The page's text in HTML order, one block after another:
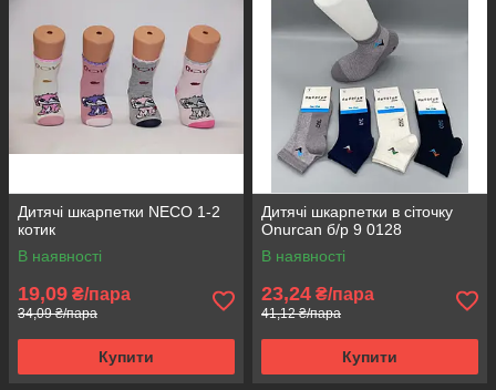
Дитячі шкарпетки NECO 1-2
котик
В наявності
19,09 ₴/пара
34,09 ₴/пара
Купити
Дитячі шкарпетки в сіточку
Onurcan б/р 9 0128
В наявності
23,24 ₴/пара
41,12 ₴/пара
Купити